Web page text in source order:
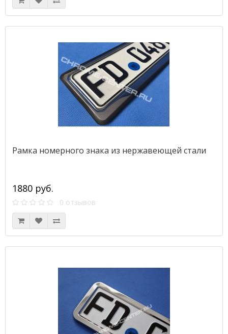
Рамка номерного знака из нержавеющей стали
1880 руб.
0 отзывов